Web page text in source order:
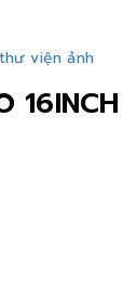
viện ảnh